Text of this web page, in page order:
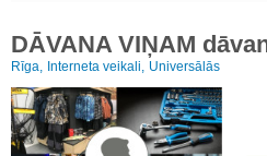
DĀVANA VIŅAM
Rīga, Interneta veikali, Universālās